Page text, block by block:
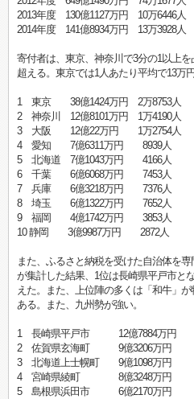
2013年度 130億1127万円 10万6446人
2014年度 141億8934万円 13万3928人
寄付者は、東京、神奈川で3分の1以上
超える。東京では1人あたり平均で13万
1 東京 38億1424万円 2万8753人
2 神奈川 12億8101万円 1万4190人
3 大阪 12億22万円 1万2754人
4 愛知 7億6311万円 8939人
5 北海道 7億1043万円 4166人
6 千葉 6億6068万円 7453人
7 兵庫 6億3218万円 7376人
8 埼玉 6億1322万円 7652人
9 福岡 4億1742万円 3853人
10 静岡 3億9987万円 2872人
また、ふるさと納税を受けた自治体を
が集計した結果、1位は長崎県平戸市と
えた。また、上位陣の多くは「和牛」
ある。また、九州勢が強い。
1 長崎県平戸市 12億7884万円
2 佐賀県玄海町 9億3206万円
3 北海道上士幌町 9億1098万円
4 宮崎県綾町 8億3248万円
5 島根県浜田市 6億2170万円